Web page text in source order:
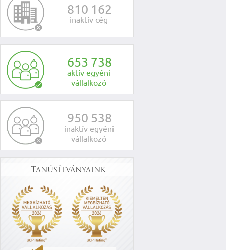
810 162
inaktív cég
653 738
aktív egyéni
vállalkozó
950 538
inaktív egyéni
vállalkozó
Tanúsítványaink